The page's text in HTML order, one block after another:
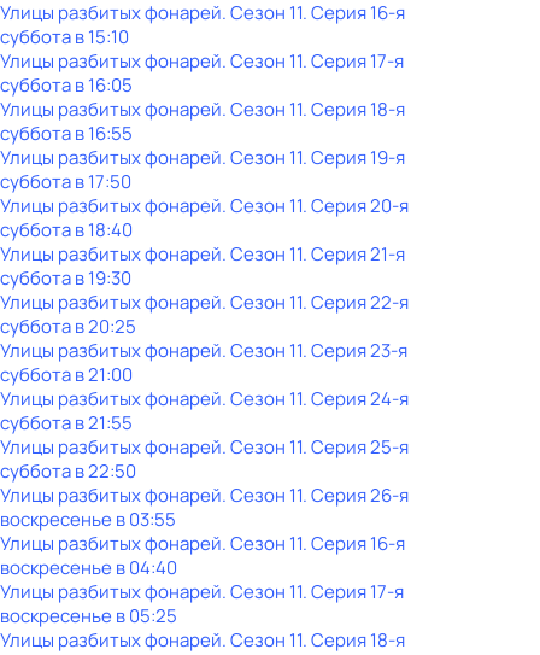
Улицы разбитых фонарей. Сезон 11. Серия 16-я
субботав15:10
Улицы разбитых фонарей. Сезон 11. Серия 17-я
субботав16:05
Улицы разбитых фонарей. Сезон 11. Серия 18-я
субботав16:55
Улицы разбитых фонарей. Сезон 11. Серия 19-я
субботав17:50
Улицы разбитых фонарей. Сезон 11. Серия 20-я
субботав18:40
Улицы разбитых фонарей. Сезон 11. Серия 21-я
субботав19:30
Улицы разбитых фонарей. Сезон 11. Серия 22-я
субботав20:25
Улицы разбитых фонарей. Сезон 11. Серия 23-я
субботав21:00
Улицы разбитых фонарей. Сезон 11. Серия 24-я
субботав21:55
Улицы разбитых фонарей. Сезон 11. Серия 25-я
субботав22:50
Улицы разбитых фонарей. Сезон 11. Серия 26-я
воскресенье в03:55
Улицы разбитых фонарей. Сезон 11. Серия 16-я
воскресенье в04:40
Улицы разбитых фонарей. Сезон 11. Серия 17-я
воскресенье в05:25
Улицы разбитых фонарей. Сезон 11. Серия 18-я